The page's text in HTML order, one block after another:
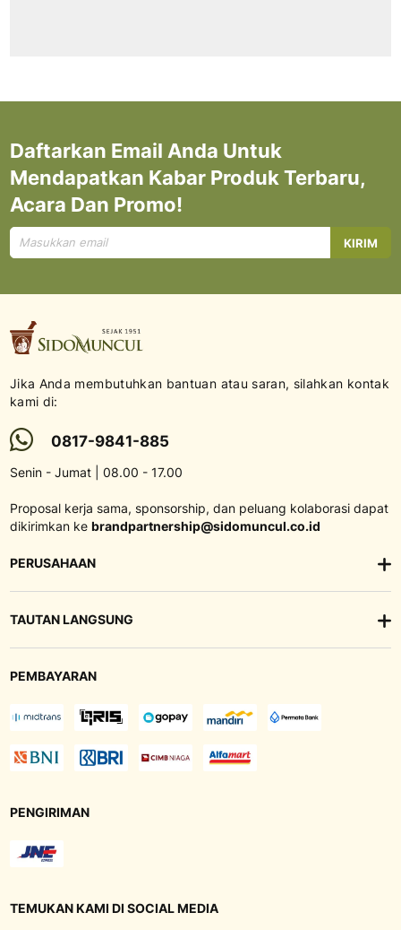
Daftarkan Email Anda Untuk
Mendapatkan Kabar Produk Terbaru,
Acara Dan Promo!
Mendaftar
untuk
KIRIM
Jika Anda membutuhkan bantuan atau saran, silahkan kontak
kami di:
0817-9841-885
Senin - Jumat | 08.00 - 17.00
Proposal kerja sama, sponsorship, dan peluang kolaborasi dapat
dikirimkan ke brandpartnership@sidomuncul.co.id
PERUSAHAAN
TAUTAN LANGSUNG
PEMBAYARAN
PENGIRIMAN
TEMUKAN KAMI DI SOCIAL MEDIA